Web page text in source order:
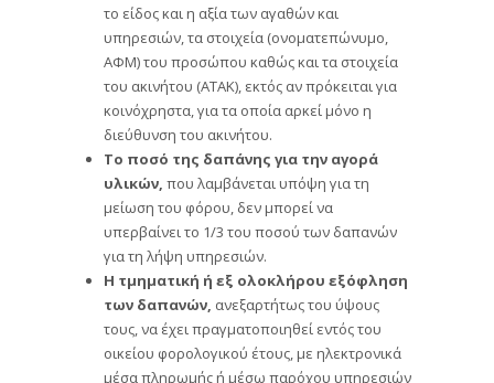
το είδος και η αξία των αγαθών και
υπηρεσιών, τα στοιχεία (ονοματεπώνυμο,
ΑΦΜ) του προσώπου καθώς και τα στοιχεία
του ακινήτου (ΑΤΑΚ), εκτός αν πρόκειται για
κοινόχρηστα, για τα οποία αρκεί μόνο η
διεύθυνση του ακινήτου.
Το ποσό της δαπάνης για την αγορά
υλικών που λαμβάνεται υπόψη για τη
μείωση του φόρου, δεν μπορεί να
υπερβαίνει το 1/3 του ποσού των δαπανών
για τη λήψη υπηρεσιών.
Η τμηματική ή εξ ολοκλήρου εξόφληση
των δαπανών ανεξαρτήτως του ύψους
τους, να έχει πραγματοποιηθεί εντός του
οικείου φορολογικού έτους, με ηλεκτρονικά
μέσα πληρωμής ή μέσω παρόχου υπηρεσιών